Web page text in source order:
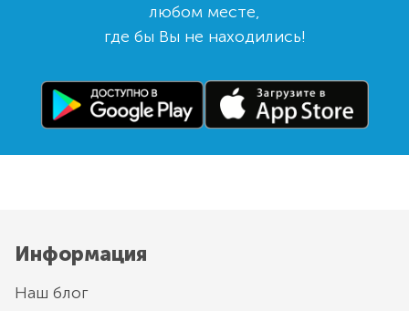
любом месте,
где бы Вы не находились!
Информация
Наш блог